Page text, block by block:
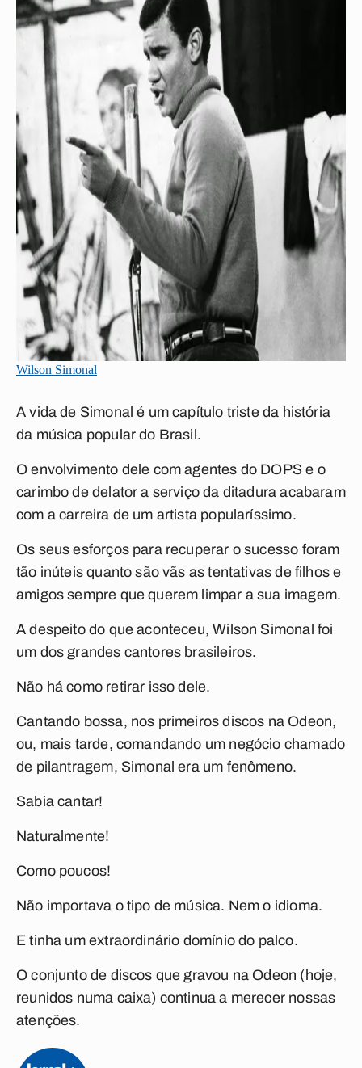
Wilson Simonal
A vida de Simonal é um capítulo triste da história
da música popular do Brasil.
O envolvimento dele com agentes do DOPS e o
carimbo de delator a serviço da ditadura acabaram
com a carreira de um artista popularíssimo.
Os seus esforços para recuperar o sucesso foram
tão inúteis quanto são vãs as tentativas de filhos e
amigos sempre que querem limpar a sua imagem.
A despeito do que aconteceu, Wilson Simonal foi
um dos grandes cantores brasileiros.
Não há como retirar isso dele.
Cantando bossa, nos primeiros discos na Odeon,
ou, mais tarde, comandando um negócio chamado
de pilantragem, Simonal era um fenômeno.
Sabia cantar!
Naturalmente!
Como poucos!
Não importava o tipo de música. Nem o idioma.
E tinha um extraordinário domínio do palco.
O conjunto de discos que gravou na Odeon (hoje,
reunidos numa caixa) continua a merecer nossas
atenções.